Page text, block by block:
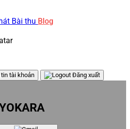
Bài thu Blog
tài khoản Đăng xuất